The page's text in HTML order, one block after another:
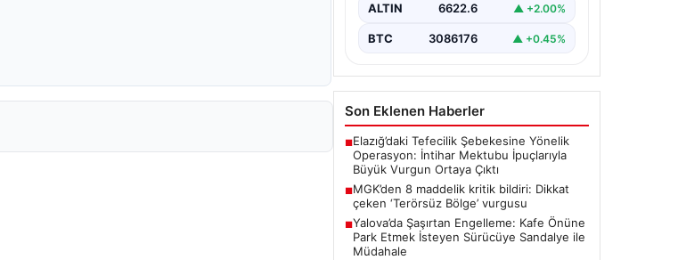
ALTIN 6622.6 ▲ +2.00%
BTC 3086176 ▲ +0.45%
Son Eklenen Haberler
■Elazığ’daki Tefecilik Şebekesine Yönelik
Operasyon: İntihar Mektubu İpuçlarıyla
Büyük Vurgun Ortaya Çıktı
■MGK’den 8 maddelik kritik bildiri: Dikkat
çeken ‘Terörsüz Bölge’ vurgusu
■Yalova’da Şaşırtan Engelleme: Kafe Önüne
Park Etmek İsteyen Sürücüye Sandalye ile
Müdahale